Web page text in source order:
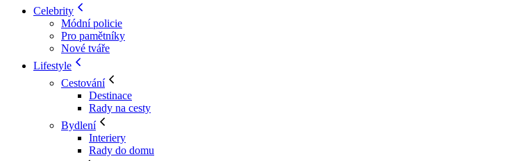
Celebrity
Módní policie
Pro pamětníky
Nové tváře
Lifestyle
Cestování
Destinace
Rady na cesty
Bydlení
Interiery
Rady do domu